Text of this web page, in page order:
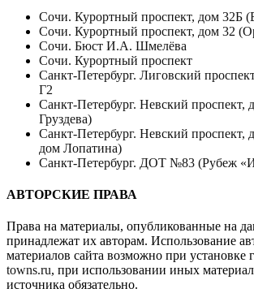
Сочи. Курортный проспект, дом 32Б
Сочи. Курортный проспект, дом 32
Сочи. Бюст И.А. Шмелёва
Сочи. Курортный проспект
Санкт-Петербург. Лиговский
Г2
Санкт-Петербург. Невский проспект,
Груздева)
Санкт-Петербург. Невский проспект,
дом Лопатина)
Санкт-Петербург. ДОТ №83 (Рубеж
АВТОРСКИЕ ПРАВА
Права на материалы, опубликованные на
принадлежат их авторам. Использование
материалов сайта возможно при установке
towns.ru, при использовании иных
источника обязательно.